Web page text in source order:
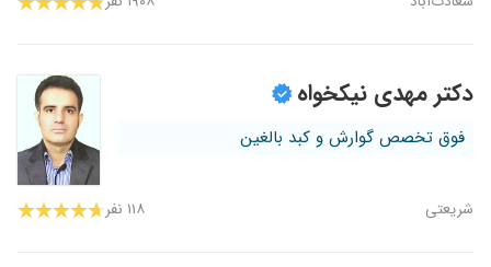
دکتر مهدی نیکخواه
فوق تخصص گوارش و کبد بالغین
شریعتی ۱۱۸ نفر